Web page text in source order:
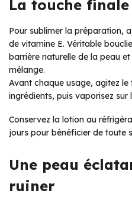
La touche
Pour sublimer la préparation,
de vitamine E. Véritable
barrière naturelle de la peau
mélange.
Avant chaque usage, agitez
ingrédients, puis vaporisez sur
Conservez la lotion au
jours pour bénéficier de toute
Une peau
ruiner